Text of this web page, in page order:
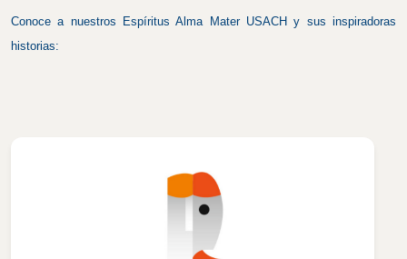
Conoce a nuestros Espíritus Alma Mater USACH y sus inspiradoras
historias: